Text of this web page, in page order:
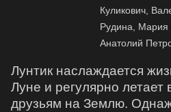
Куликович,
Рудина, Мария
Анатолий
Лунтик наслаждается
Луне и регулярно летает
друзьям на Землю.